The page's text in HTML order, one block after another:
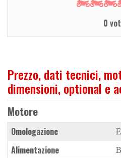
0
Prezzo, dati tecnici,
dimensioni, optional e
Motore
Omologazione
Alimentazione